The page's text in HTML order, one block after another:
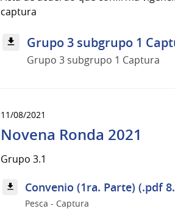
captura
Grupo 3 subgrupo 1
Grupo 3 subgrupo 1 Captura
11/08/2021
Novena Ronda 2021
Grupo 3.1
Convenio (1ra. Parte) (.pdf
Pesca - Captura